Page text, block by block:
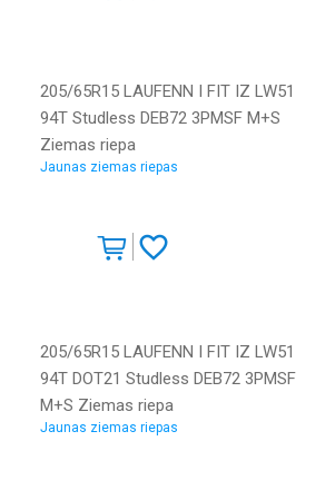
205/65R15 LAUFENN I FIT IZ LW51
94T Studless DEB72 3PMSF M+S
Ziemas riepa
Jaunas ziemas riepas
205/65R15 LAUFENN I FIT IZ LW51
94T DOT21 Studless DEB72 3PMSF
M+S Ziemas riepa
Jaunas ziemas riepas